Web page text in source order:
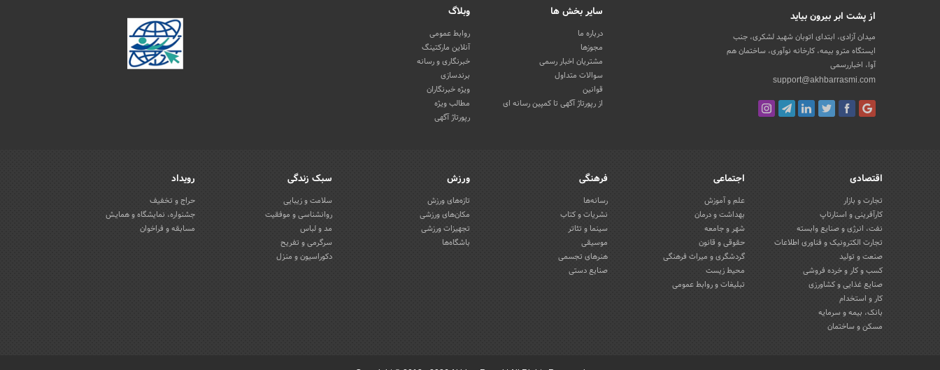
از پشت ابر بیرون بیاید
میدان آزادی، ابتدای اتوبان شهید لشکری، جنب
ایستگاه مترو بیمه، کارخانه نوآوری، ساختمان هم
آوا، اخباررسمی
support@akhbarrasmi.com
سایر بخش ها
درباره ما
مجوزها
مشتریان اخبار رسمی
سوالات متداول
قوانین
از رپورتاژ آگهی تا کمپین رسانه ای
وبلاگ
روابط عمومی
آنلاین مارکتینگ
خبرنگاری و رسانه
برندسازی
ویژه خبرنگاران
مطالب ویژه
رپورتاژ آگهی
اقتصادی
تجارت و بازار
کارآفرینی و استارتاپ
نفت، انرژی و صنایع وابسته
تجارت الکترونیک و فناوری اطلاعات
صنعت و تولید
کسب و کار و خرده فروشی
صنایع غذایی و کشاورزی
کار و استخدام
بانک، بیمه و سرمایه
مسکن و ساختمان
اجتماعی
علم و آموزش
بهداشت و درمان
شهر و جامعه
حقوقی و قانون
گردشگری و میراث فرهنگی
محیط زیست
تبلیغات و روابط عمومی
فرهنگی
رسانه‌ها
نشریات و کتاب
سینما و تئاتر
موسیقی
هنرهای تجسمی
صنایع دستی
ورزش
تازه‌های ورزش
مکان‌های ورزشی
تجهیزات ورزشی
باشگاه‌ها
سبک زندگی
سلامت و زیبایی
روانشناسی و موفقیت
مد و لباس
سرگرمی و تفریح
دکوراسیون و منزل
رویداد
حراج و تخفیف
جشنواره، نمایشگاه و همایش
مسابقه و فراخوان